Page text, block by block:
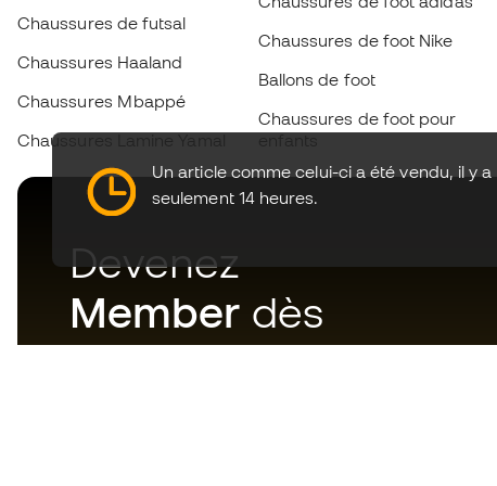
Un article comme celui-ci a été vendu, il y a
seulement 14 heures.
Chaussures de futsal
Chaussures Haaland
Chaussures Mbappé
Chaussures Lamine Yamal
Chaussures de foot Nike
Ballons de foot
Chaussures de foot pour
Devenez
Member dès
maintenant